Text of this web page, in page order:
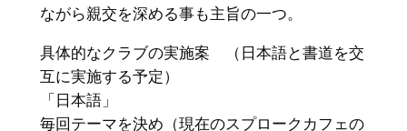
ながら親交を深める事も主旨の一つ。
具体的なクラブの実施案 （日本語と書道を交
互に実施する予定）
「日本語」
毎回テーマを決め（現在のスプロークカフェの